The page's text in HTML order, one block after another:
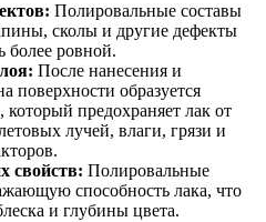
Полировальные составы
сколы и другие дефекты
более ровной.
После нанесения и
поверхности образуется
предохраняет лак от
лучей, влаги, грязи и
свойств: Полировальные
способность лака, что
и глубины цвета.